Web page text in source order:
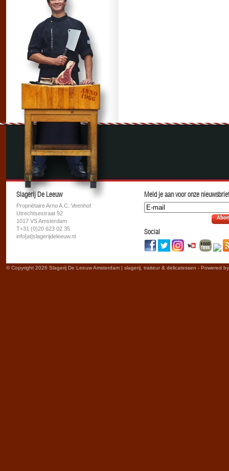
Slagerij De Leeuw
Propriétaire Arno A.C. Veenhof
Utrechtsestraat 92
1017 VS Amsterdam
T+31 (0)20 623 02 35
info[at]slagerijdeleeuw.nl
Meld je aan voor onze
Social
© Copyright 2026 Slagerij De Leeuw Amsterdam | slagerij, traiteur & delicatessen - Powered